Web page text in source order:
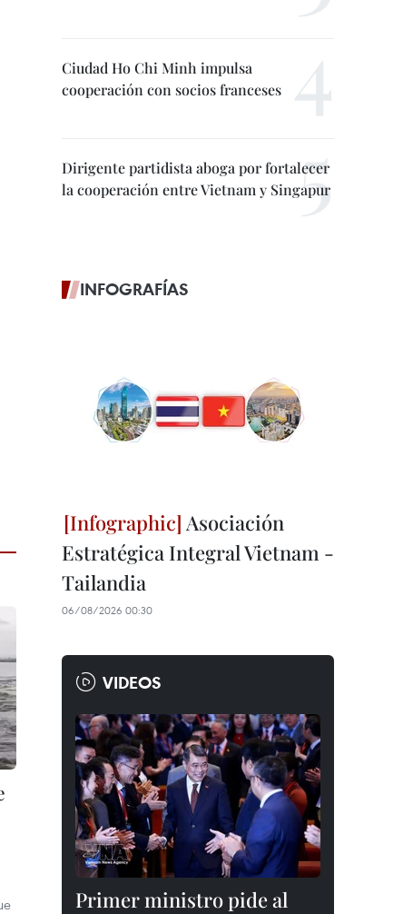
Ciudad Ho Chi Minh impulsa
cooperación con socios franceses
Dirigente partidista aboga por fortalecer
la cooperación entre Vietnam y Singapur
INFOGRAFÍAS
Asociación
Estratégica Integral Vietnam -
Tailandia
06/08/2026 00:30
VIDEOS
Primer ministro pide al